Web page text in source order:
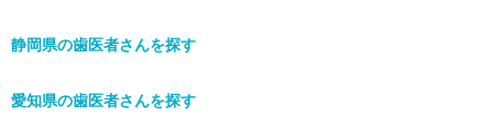
静岡県の歯医者さんを探す
愛知県の歯医者さんを探す